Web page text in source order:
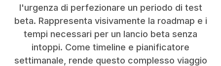
l'urgenza di perfezionare un periodo di test
beta. Rappresenta visivamente la roadmap e i
tempi necessari per un lancio beta senza
intoppi. Come timeline e pianificatore
settimanale, rende questo complesso viaggio